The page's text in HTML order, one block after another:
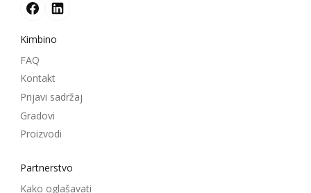
Kimbino
FAQ
Kontakt
Prijavi sadržaj
Gradovi
Proizvodi
Partnerstvo
Kako oglašavati